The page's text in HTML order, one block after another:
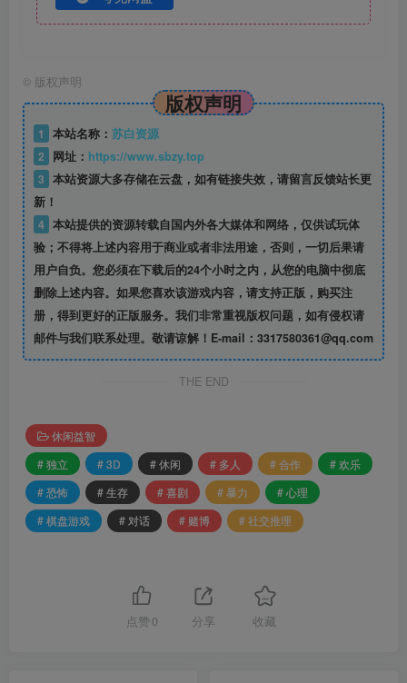
© 版权声明
版权声明
1 本站名称： 苏白资源
2
网址： https://www.sbzy.top
3 本站资源大多存储在云盘，如有链接失效，请留言反馈站长更
新！
4 本站提供的资源转载自国内外各大媒体和网络，仅供试玩体
验；不得将上述内容用于商业或者非法用途，否则，一切后果请
用户自负。您必须在下载后的24个小时之内，从您的电脑中彻底
删除上述内容。如果您喜欢该游戏内容，请支持正版，购买注
册，得到更好的正版服务。我们非常重视版权问题，如有侵权请
邮件与我们联系处理。敬请谅解！E-mail：3317580361@qq.com
THE END
休闲益智
# 独立
# 3D # 休闲 # 多人 # 合作
# 欢乐
# 恐怖
# 生存 # 喜剧 # 暴力
# 心理
# 棋盘游戏
# 对话 # 赌博 # 社交推理
点赞 0 分享 收藏